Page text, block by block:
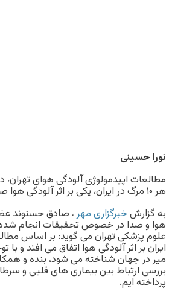
نورا حسینی
مطالعات اپیدمولوژی آلودگی هوای
هر ۱۰ مرگ در ایران، یکی بر اثر آلودگی هوا صورت گرفته است.
به گزارشخبرگزاری مهر، صادق حسنوند
هوا و صدا در خصوص تحقیقات انجام شده
ایران بر اثر آلودگی هوا اتفاق می افتد و
بررسی ارتباط بین بیماری های قلبی و
پرداخته ایم.